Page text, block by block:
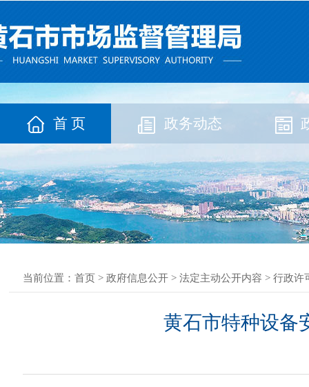
首 页 政务动态
当前位置： 首页 > 政府信息公开 > 法定主动公开内容 > 行政许
黄石市特种设备